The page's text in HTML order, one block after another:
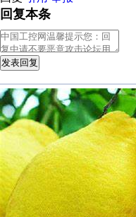
回复本条
发表回复